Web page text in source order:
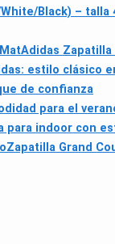
Black) – talla
Adidas Zapatilla
estilo clásico
de confianza
para el
para indoor con
Zapatilla Grand